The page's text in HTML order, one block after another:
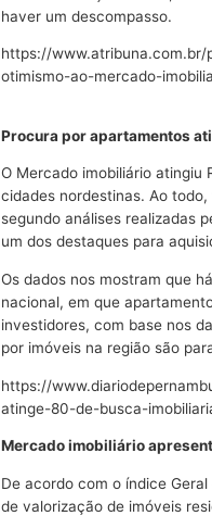
haver um descompasso.
https://
otimismo-ao-mercado-
Procura por apartamentos
O Mercado imobiliário atingiu
cidades nordestinas. Ao
segundo análises realizadas
um dos destaques para
Os dados nos mostram que
nacional, em que
investidores, com base nos
por imóveis na região são
https://
atinge-80-de-busca-
Mercado imobiliário
De acordo com o índice
de valorização de imóveis